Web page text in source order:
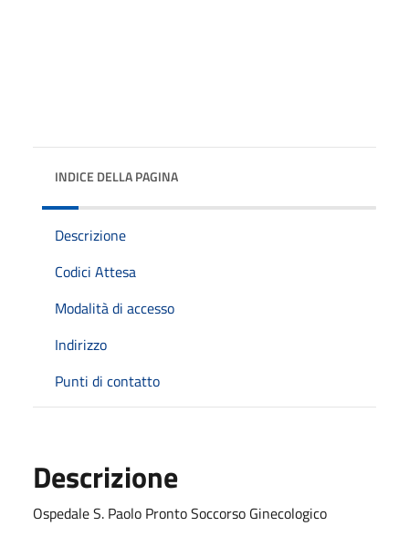
INDICE DELLA PAGINA
Descrizione
Codici Attesa
Modalità di accesso
Indirizzo
Punti di contatto
Descrizione
Ospedale S. Paolo Pronto Soccorso Ginecologico